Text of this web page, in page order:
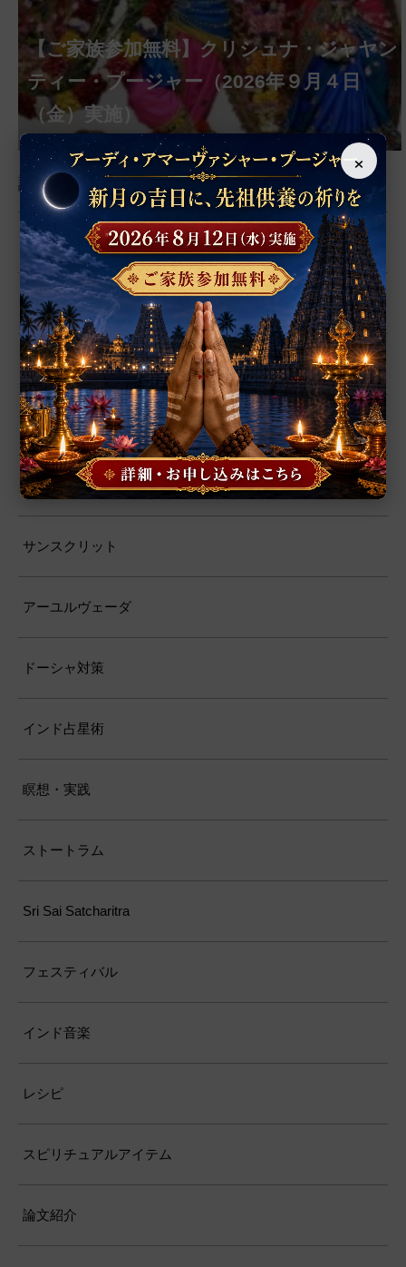
【ご家族参加無料】アーディ・アマーヴ
ァシャー・プージャー（2026年８月12日
（水）実施）
【ご家族参加無料】ラクシュミー・クベ
ーラ・マンスリー・プージャー（2026年８
月12日（水）実施）
【ご家族参加無料】ナーガ・パンチャミ
ー・プージャー（2026年８月17日（月）実
施）
【ご家族参加無料】ヴァラ・ラクシュミ
ー・ヴラタ・プージャー（2026年８月28日
（金）実施）
【ご家族参加無料】サンカタハラ・チャ
トゥルティー・プージャー（2026年８月31
日（月）実施）
【ご家族参加無料】クリシュナ・ジャヤン
ティー・プージャー（2026年９月４日
（金）実施）
【ご家族参加無料】ガネーシャ・チャト
ゥルティー・プージャー（2026年９月14日
（月）実施）
【ご家族参加無料】マハーラクシュミ
ー・ヴラタ・プージャー（2026年９月19日
（土）実施）
第220回グループ・ホーマ（ナーガ・パ
ンチャミー、2026年８月17日（月）実施）
第221回グループ・ホーマ（ガーヤトリ
ー・ジャヤンティー、2026年８月28日
（金）実施）
アンナダーナ・プロジェクト（食事の奉
仕）
ポストコロナ福祉活動支援募金
読みもの
すべての記事
人気記事
聖典・経典
インド哲学
マハーヴァーキヤ
サンスクリット
アーユルヴェーダ
ドーシャ対策
インド占星術
瞑想・実践
ストートラム
Sri Sai Satcharitra
フェスティバル
インド音楽
レシピ
スピリチュアルアイテム
論文紹介
×